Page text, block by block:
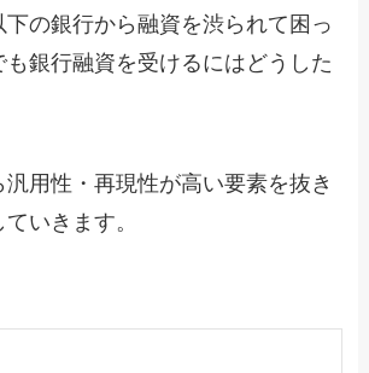
の銀行から融資を渋られて困っ
銀行融資を受けるにはどうした
用性・再現性が高い要素を抜き
いきます。